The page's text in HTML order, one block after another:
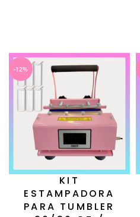
-12%
KIT
ESTAMPADORA
PARA TUMBLER